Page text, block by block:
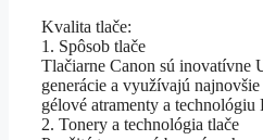
Kvalita tlače:
1. Spôsob tlače
Tlačiarne Canon sú inovatívne
generácie a využívajú
gélové atramenty a
2. Tonery a technológia tlače